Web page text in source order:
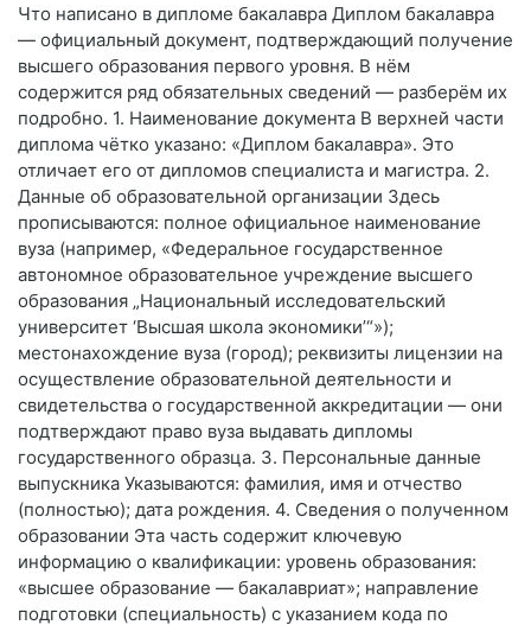
Что написано в дипломе бакалавра Диплом бакалавра
— официальный документ, подтверждающий получение
высшего образования первого уровня. В нём
содержится ряд обязательных сведений — разберём их
подробно. 1. Наименование документа В верхней части
диплома чётко указано: «Диплом бакалавра». Это
отличает его от дипломов специалиста и магистра. 2.
Данные об образовательной организации Здесь
прописываются: полное официальное наименование
вуза (например, «Федеральное государственное
автономное образовательное учреждение высшего
образования „Национальный исследовательский
университет ‘Высшая школа экономики’“»);
местонахождение вуза (город); реквизиты лицензии на
осуществление образовательной деятельности и
свидетельства о государственной аккредитации — они
подтверждают право вуза выдавать дипломы
государственного образца. 3. Персональные данные
выпускника Указываются: фамилия, имя и отчество
(полностью); дата рождения. 4. Сведения о полученном
образовании Эта часть содержит ключевую
информацию о квалификации: уровень образования:
«высшее образование — бакалавриат»; направление
подготовки (специальность) с указанием кода по